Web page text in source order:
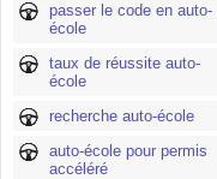
passer le code en auto-
école
taux de réussite auto-
école
recherche auto-école
auto-école pour permis
accéléré